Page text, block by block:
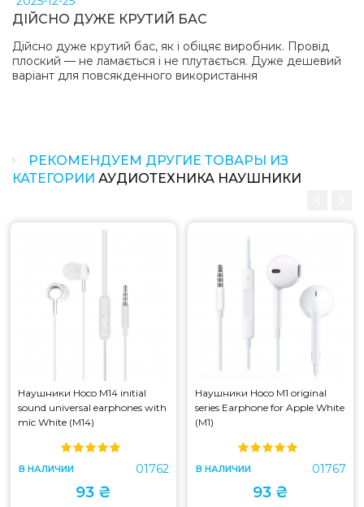
ДІЙСНО ДУЖЕ КРУТИЙ БАС
Дійсно дуже крутий бас, як і обіцяє виробник. Провід
плоский — не ламається і не плутається. Дуже дешевий
варіант для повсякденного використання
РЕКОМЕНДУЕМ ДРУГИЕ ТОВАРЫ ИЗ
КАТЕГОРИИ АУДИОТЕХНИКА НАУШНИКИ
Наушники Hoco M14 initial
sound universal earphones with
mic White (M14)
В НАЛИЧИИ 01762
93 ₴
Наушники Hoco M1 original
series Earphone for Apple White
(M1)
В НАЛИЧИИ 01767
93 ₴